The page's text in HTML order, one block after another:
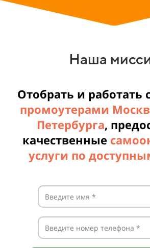
Наша
Отобрать и работать
промоутерами
Петербурга,
качественные
услуги по